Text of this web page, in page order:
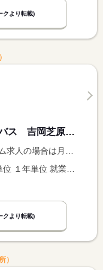
クより転載)
神奈川県綾瀬市 / 海老名駅からバス 吉岡芝原バス停下車徒歩５分
場合は時間額を表示しています。
クより転載)
）